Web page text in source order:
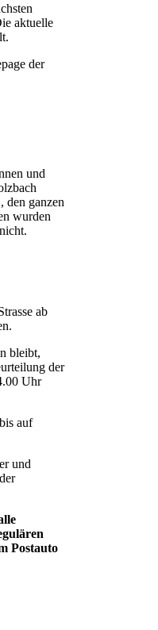
aktuelle
der
und
den ganzen
wurden
ab
bleibt,
der
Uhr
auf
und
Postauto